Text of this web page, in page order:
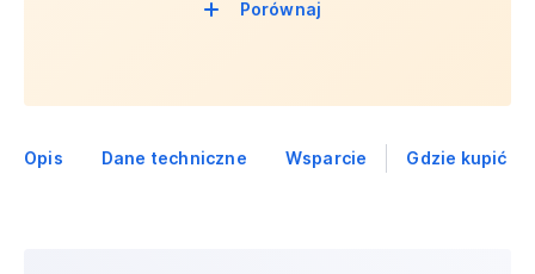
Porównaj
Opis Dane techniczne Wsparcie Gdzie kupić